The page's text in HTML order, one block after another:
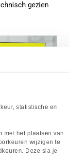
statistische en
met het plaatsen van
wijzigen te
Deze sla je
gezien